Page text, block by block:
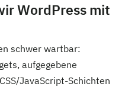
WordPress mit
schwer wartbar:
aufgegebene
JavaScript-Schichten